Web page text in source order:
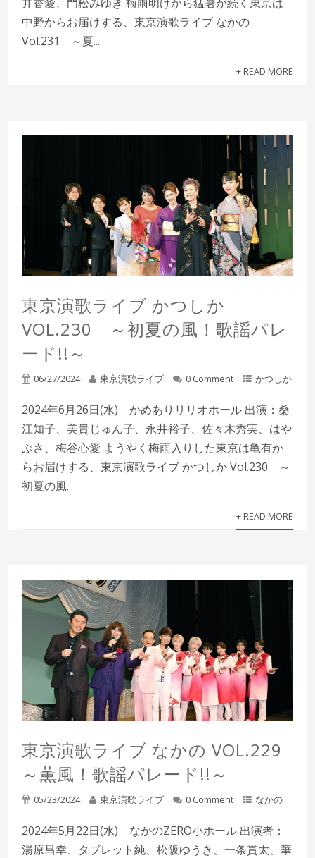
中野からお届けする、東京演歌ライブ なかの
Vol.231 ～夏...
+ READ MORE
東京演歌ライブ かつしか
VOL.230 ～初夏の風！歌謡パレ
ード!!～
06/27/2024 東京演歌ライブ 0 Comment かつしか
2024年6月26日(水) かめありリリオホール 出演：桑
江知子、美貴じゅん子、永井裕子、佐々木秀実、はや
ぶさ、梅谷心愛 ようやく梅雨入りした東京は亀有か
らお届けする、東京演歌ライブ かつしか Vol.230 ～
初夏の風...
+ READ MORE
東京演歌ライブ なかの VOL.229
～薫風！歌謡パレード!!～
05/23/2024 東京演歌ライブ 0 Comment なかの
2024年5月22日(水) なかのZERO小ホール 出演者：
湯原昌幸、タブレット純、松阪ゆうき、一条貫太、華